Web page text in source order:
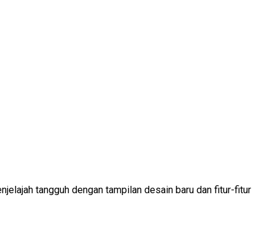
tangguh dengan tampilan desain baru dan fitur-fitur